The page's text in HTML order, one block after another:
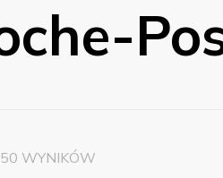
WYNIKÓW